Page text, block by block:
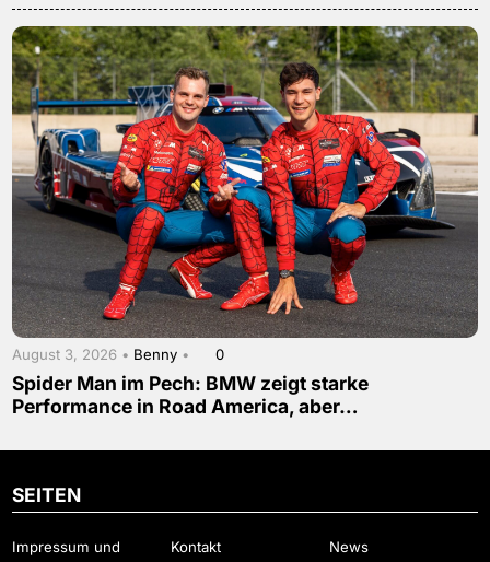
August 3, 2026 • Benny • 0
Spider Man im Pech: BMW zeigt starke
Performance in Road America, aber…
SEITEN
Impressum und
Kontakt News